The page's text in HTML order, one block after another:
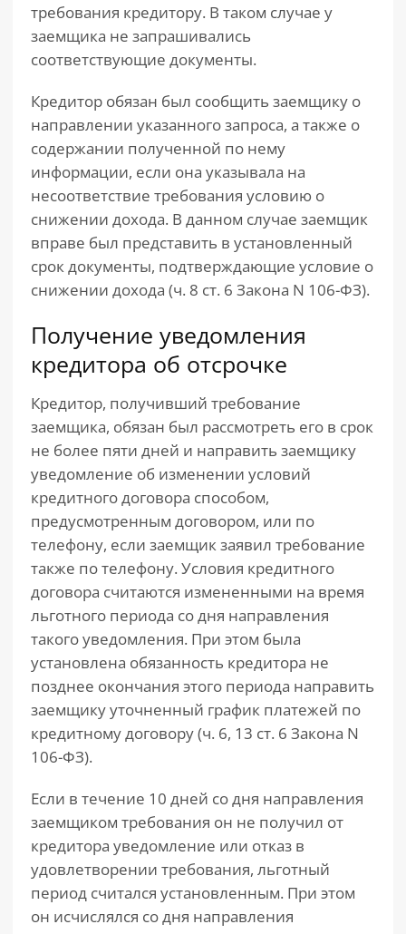
требования кредитору. В таком случае у
заемщика не запрашивались
соответствующие документы.
Кредитор обязан был сообщить заемщику о
направлении указанного запроса, а также о
содержании полученной по нему
информации, если она указывала на
несоответствие требования условию о
снижении дохода. В данном случае заемщик
вправе был представить в установленный
срок документы, подтверждающие условие о
снижении дохода (ч. 8 ст. 6 Закона N 106-ФЗ).
Получение уведомления
кредитора об отсрочке
Кредитор, получивший требование
заемщика, обязан был рассмотреть его в срок
не более пяти дней и направить заемщику
уведомление об изменении условий
кредитного договора способом,
предусмотренным договором, или по
телефону, если заемщик заявил требование
также по телефону. Условия кредитного
договора считаются измененными на время
льготного периода со дня направления
такого уведомления. При этом была
установлена обязанность кредитора не
позднее окончания этого периода направить
заемщику уточненный график платежей по
кредитному договору (ч. 6, 13 ст. 6 Закона N
106-ФЗ).
Если в течение 10 дней со дня направления
заемщиком требования он не получил от
кредитора уведомление или отказ в
удовлетворении требования, льготный
период считался установленным. При этом
он исчислялся со дня направления